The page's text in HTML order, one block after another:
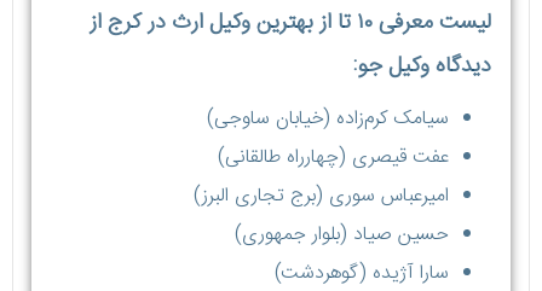
لیست معرفی ۱۰ تا از بهترین وکیل ارث در کرج از
ديدگاه وکیل جو:
سیامک کرم‌زاده (خیابان ساوجی)
عفت قیصری (چهارراه طالقانی)
امیرعباس سوری (برج تجاری البرز)
حسین صیاد (بلوار جمهوری)
سارا آژیده (گوهردشت)